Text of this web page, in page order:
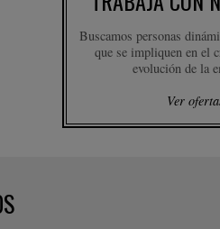
Buscamos personas
que se impliquen en el
evolución de la
Ver